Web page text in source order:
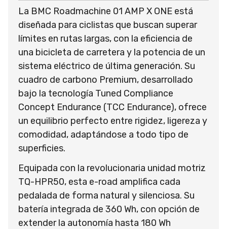
La BMC Roadmachine 01 AMP X ONE está
diseñada para ciclistas que buscan superar
límites en rutas largas, con la eficiencia de
una bicicleta de carretera y la potencia de un
sistema eléctrico de última generación. Su
cuadro de carbono Premium, desarrollado
bajo la tecnología Tuned Compliance
Concept Endurance (TCC Endurance), ofrece
un equilibrio perfecto entre rigidez, ligereza y
comodidad, adaptándose a todo tipo de
superficies.
Equipada con la revolucionaria unidad motriz
TQ-HPR50, esta e-road amplifica cada
pedalada de forma natural y silenciosa. Su
batería integrada de 360 Wh, con opción de
extender la autonomía hasta 180 Wh